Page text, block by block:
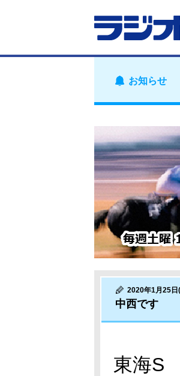
お知らせ
2020年1月25
中西です
東海S